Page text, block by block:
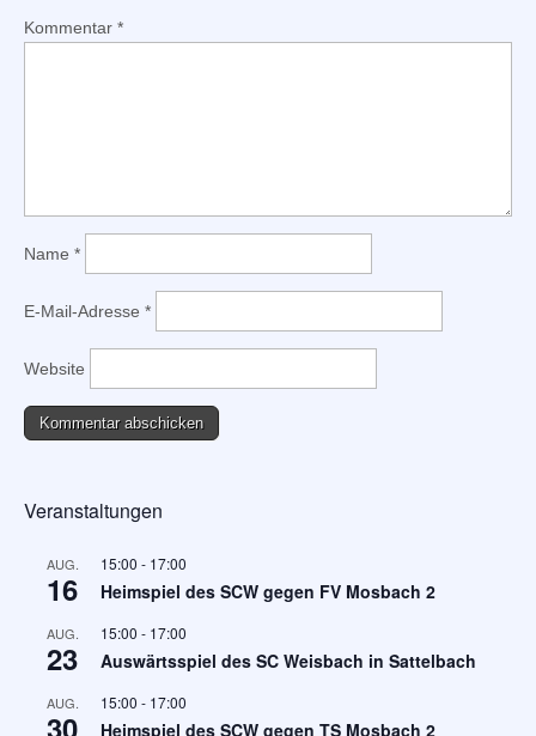
Kommentar *
Name *
E-Mail-Adresse *
Website
Veranstaltungen
AUG.
16
15:00 - 17:00
Heimspiel des SCW gegen FV Mosbach 2
AUG.
23
15:00 - 17:00
Auswärtsspiel des SC Weisbach in Sattelbach
AUG. 15:00 - 17:00
Heimspiel des SCW gegen TS Mosbach 2